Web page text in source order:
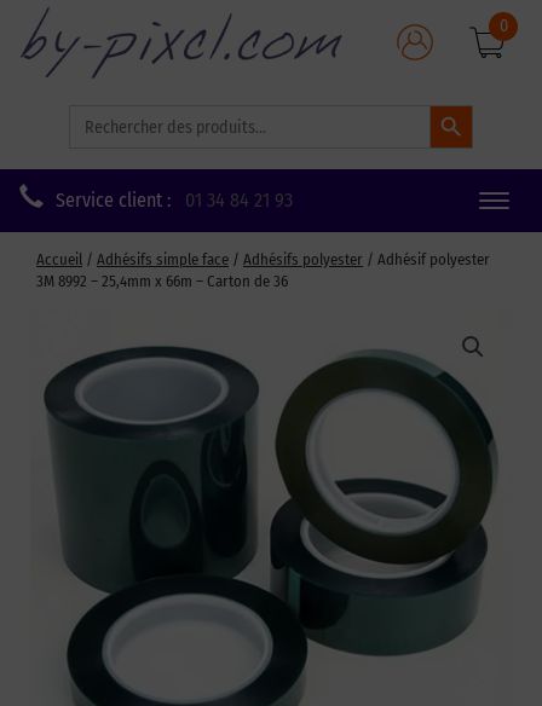
for:
Search Button
0
Service client : 01 34 84 21 93
Toggle
Accueil / Adhésifs simple face / Adhésifs polyester / Adhésif polyester
3M 8992 – 25,4mm x 66m – Carton de 36